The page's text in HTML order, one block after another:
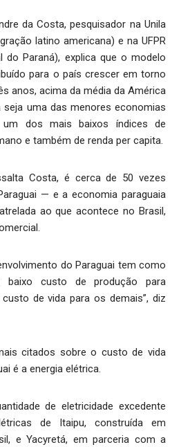
da Costa, pesquisador na Unila
latino americana) e na UFPR
do Paraná), explica que o modelo
para o país crescer em torno
anos, acima da média da América
seja uma das menores economias
dos mais baixos índices de
e também de renda per capita.
Costa, é cerca de 50 vezes
— e a economia paraguaia
ao que acontece no Brasil,
do Paraguai tem como
baixo custo de produção para
de vida para os demais”, diz
citados sobre o custo de vida
é a energia elétrica.
de eletricidade excedente
de Itaipu, construída em
e Yacyretá, em parceria com a